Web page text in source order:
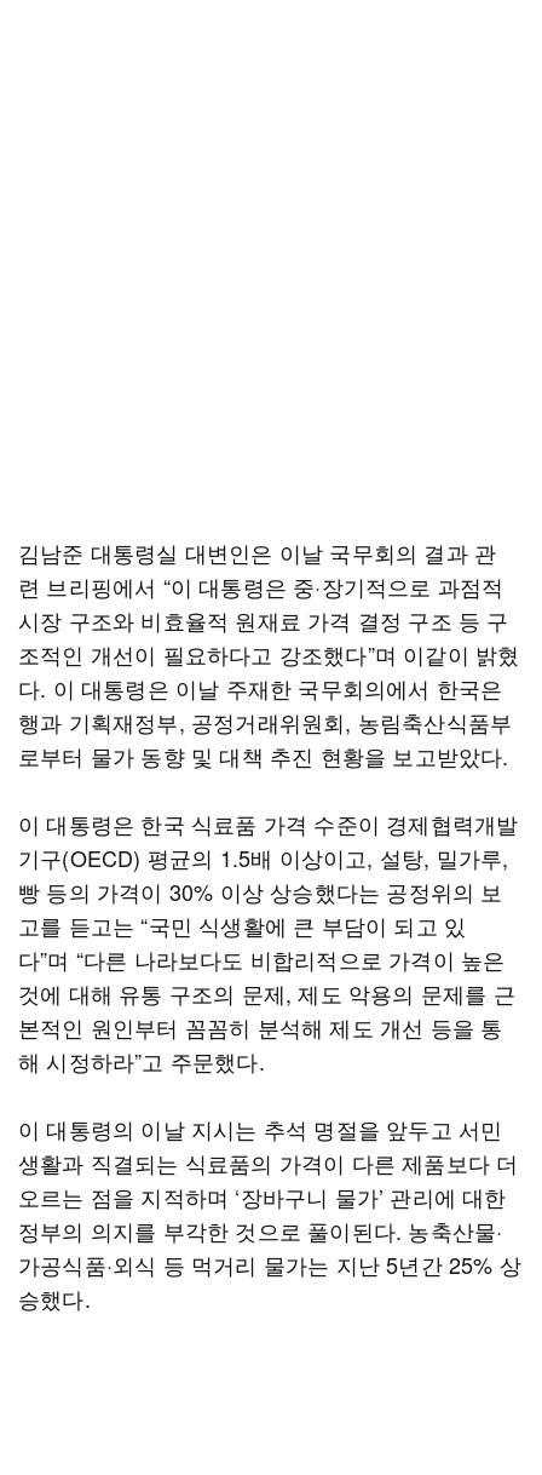
김남준 대통령실 대변인은 이날 국무회의 결과 관
련 브리핑에서 “이 대통령은 중·장기적으로 과점적
시장 구조와 비효율적 원재료 가격 결정 구조 등 구
조적인 개선이 필요하다고 강조했다”며 이같이 밝혔
다. 이 대통령은 이날 주재한 국무회의에서 한국은
행과 기획재정부, 공정거래위원회, 농림축산식품부
로부터 물가 동향 및 대책 추진 현황을 보고받았다.
이 대통령은 한국 식료품 가격 수준이 경제협력개발
기구(OECD) 평균의 1.5배 이상이고, 설탕, 밀가루,
빵 등의 가격이 30% 이상 상승했다는 공정위의 보
고를 듣고는 “국민 식생활에 큰 부담이 되고 있
다”며 “다른 나라보다도 비합리적으로 가격이 높은
것에 대해 유통 구조의 문제, 제도 악용의 문제를 근
본적인 원인부터 꼼꼼히 분석해 제도 개선 등을 통
해 시정하라”고 주문했다.
이 대통령의 이날 지시는 추석 명절을 앞두고 서민
생활과 직결되는 식료품의 가격이 다른 제품보다 더
오르는 점을 지적하며 ‘장바구니 물가’ 관리에 대한
정부의 의지를 부각한 것으로 풀이된다. 농축산물·
가공식품·외식 등 먹거리 물가는 지난 5년간 25% 상
승했다.